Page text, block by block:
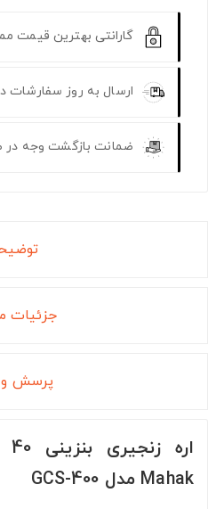
گارانتی بهترین قیمت
ارسال به روز سفارشات
ضمانت بازگشت وجه
جزئیات
پرسش و
Mahak مدل GCS-400